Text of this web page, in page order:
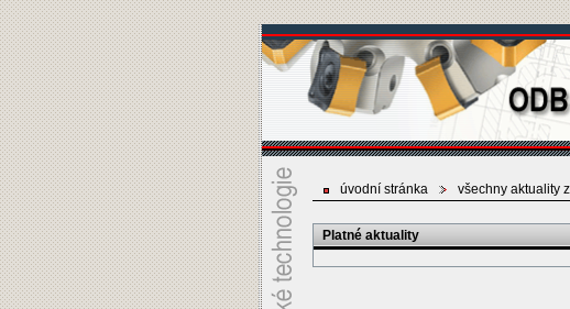
úvodní stránka všechny aktuality
Platné aktuality